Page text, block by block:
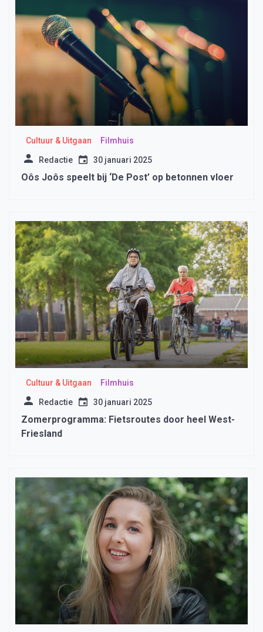
Cultuur & Uitgaan Filmhuis
Redactie 30 januari 2025
Oôs Joôs speelt bij ‘De Post’ op betonnen vloer
Cultuur & Uitgaan Filmhuis
Redactie 30 januari 2025
Zomerprogramma: Fietsroutes door heel West-
Friesland